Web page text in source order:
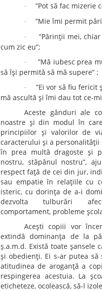
· ”Pot să fac mizerie
· ”Mie îmi permit
·
”Părinţii mei,
cum zic eu”;
·
”Mă iubesc prea
să îşi permită să mă supere” ;
·
”Ei vor să fiu fericit
mă ascultă şi îmi dau tot ce-mi
Aceste gânduri ale
noastre şi din modul în
principiilor şi valorilor de
caracterului şi a
în prea multă dragoste şi
nostru, stăpânul nostru”,
respect faţă de cei din jur,
sau empatie în relaţiile cu
isteric, cu dorinţa de a-i
dezvolta tulburări
comportament, probleme
Aceşti copiii vor
extindă dominanţa de la
ş.a.m.d. Există toate şansele
şi obedienţi. Ei s-ar putea să
atitudinea de aroganţă a
respingerea acestuia. La
eticheteze, ocolească, să-l